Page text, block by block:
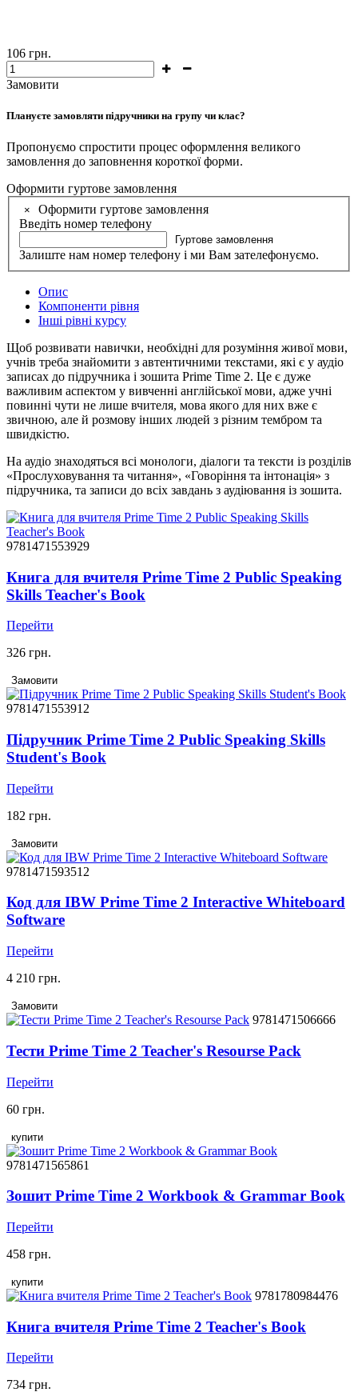
106 грн.
Замовити
Плануєте замовляти підручники на групу чи клас?
Пропонуємо спростити процес оформлення великого
замовлення до заповнення короткої форми.
Оформити гуртове замовлення
×
Оформити гуртове замовлення
Введіть номер телефону
Гуртове замовлення
Залиште нам номер телефону і ми Вам зателефонуємо.
Опис
Компоненти рівня
Інші рівні курсу
Щоб розвивати навички, необхідні для розуміння живої мови,
учнів треба знайомити з автентичними текстами, які є у аудіо
записах до підручника і зошита Prime Time 2. Це є дуже
важливим аспектом у вивченні англійської мови, адже учні
повинні чути не лише вчителя, мова якого для них вже є
звичною, але й розмову інших людей з різним тембром та
швидкістю.
На аудіо знаходяться всі монологи, діалоги та тексти із розділів
«Прослуховування та читання», «Говоріння та інтонація» з
підручника, та записи до всіх завдань з аудіювання із зошита.
9781471553929
Книга для вчителя Prime Time 2 Public Speaking
Skills Teacher's Book
Перейти
326 грн.
Замовити
9781471553912
Підручник Prime Time 2 Public Speaking Skills
Student's Book
Перейти
182 грн.
Замовити
9781471593512
Код для IBW Prime Time 2 Interactive Whiteboard
Software
Перейти
4 210 грн.
Замовити
9781471506666
Тести Prime Time 2 Teacher's Resourse Pack
Перейти
60 грн.
купити
9781471565861
Зошит Prime Time 2 Workbook & Grammar Book
Перейти
458 грн.
купити
9781780984476
Книга вчителя Prime Time 2 Teacher's Book
Перейти
734 грн.